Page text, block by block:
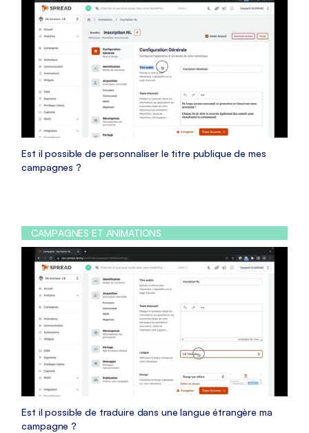
Est il possible de personnaliser le titre publique de mes
campagnes ?
CAMPAGNES ET ANIMATIONS
Est il possible de traduire dans une langue étrangère ma
campagne ?